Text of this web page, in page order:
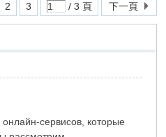
2 3 / 3 頁 下一頁
сервисов, которые